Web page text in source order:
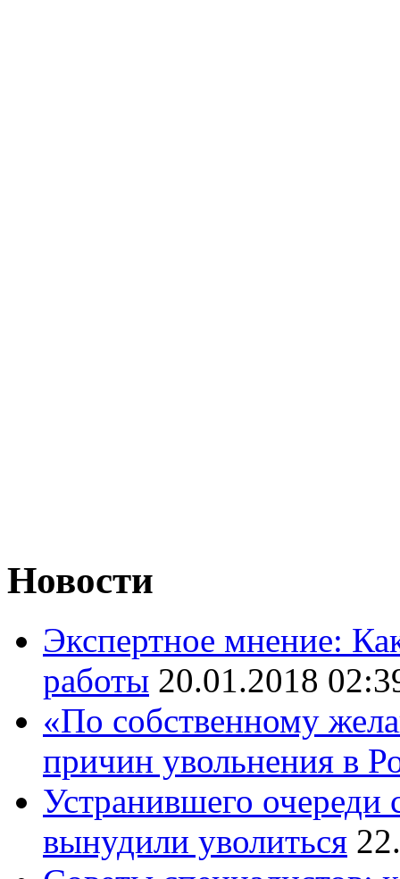
Новости
Экспертное мнение:
работы 20.01.2018
«По собственному
причин увольнения в
Устранившего
вынудили уволиться